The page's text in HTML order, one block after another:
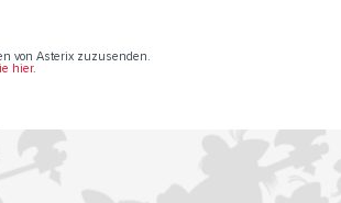
von Asterix zuzusenden.
hier.